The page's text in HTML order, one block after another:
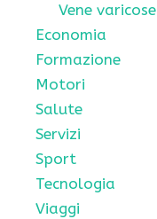
Vene varicose
Economia
Formazione
Motori
Salute
Servizi
Sport
Tecnologia
Viaggi